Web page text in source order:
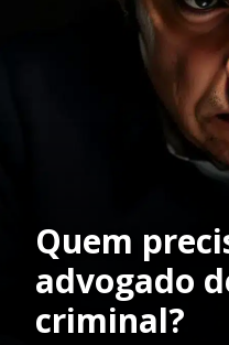
Quem
advogado
criminal?